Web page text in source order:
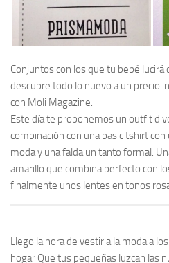
Conjuntos con los que tu bebé
descubre todo lo nuevo a un precio
con Moli Magazine:
Este día te proponemos un outfit
combinación con una basic tshirt
moda y una falda un tanto formal.
amarillo que combina perfecto con
finalmente unos lentes en tonos
Llego la hora de vestir a la moda a
hogar Que tus pequeñas luzcan las